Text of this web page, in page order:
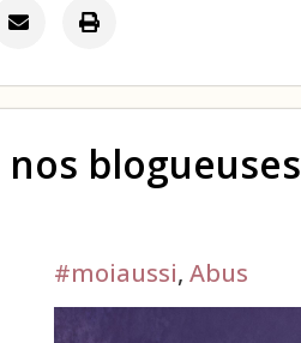
blogueuses
#moiaussi,Abus